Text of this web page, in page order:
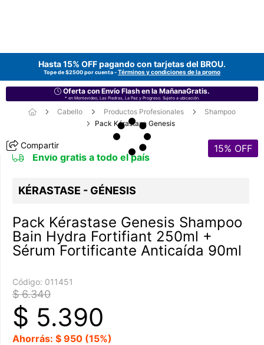
Hasta 15% OFF pagando con tarjetas del BROU.
Tope de $2500 por cuenta -Términos y condiciones de la promo
Oferta con Envío Flash en la MañanaGratis.
* en Montevideo, Las Piedras, La Paz y Progreso. Sujeto a ubicación.
Cabello Productos Profesionales
Shampoo
Pack Kérastase Genesis
Compartir 15% OFF
Envío gratis a todo el país
KÉRASTASE - GÉNESIS
Pack Kérastase Genesis Shampoo
Bain Hydra Fortifiant 250ml +
Sérum Fortificante Anticaída 90ml
Código: 011451
$ 6.340
$ 5.390
Ahorrás: $ 950 (15%)